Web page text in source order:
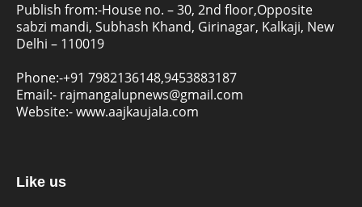
Publish from:-House no. – 30, 2nd floor,Opposite
sabzi mandi, Subhash Khand, Girinagar, Kalkaji, New
Delhi – 110019
Phone:-+91 7982136148,9453883187
Email:- rajmangalupnews@gmail.com
Website:-www.aajkaujala.com
Like us